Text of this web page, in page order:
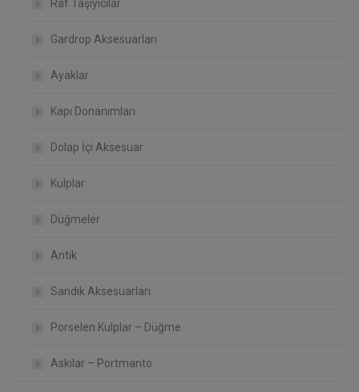
Raf Taşıyıcılar
Gardrop Aksesuarları
Ayaklar
Kapı Donanımları
Dolap İçi Aksesuar
Kulplar
Düğmeler
Antik
Sandık Aksesuarları
Porselen Kulplar – Düğme
Askılar – Portmanto